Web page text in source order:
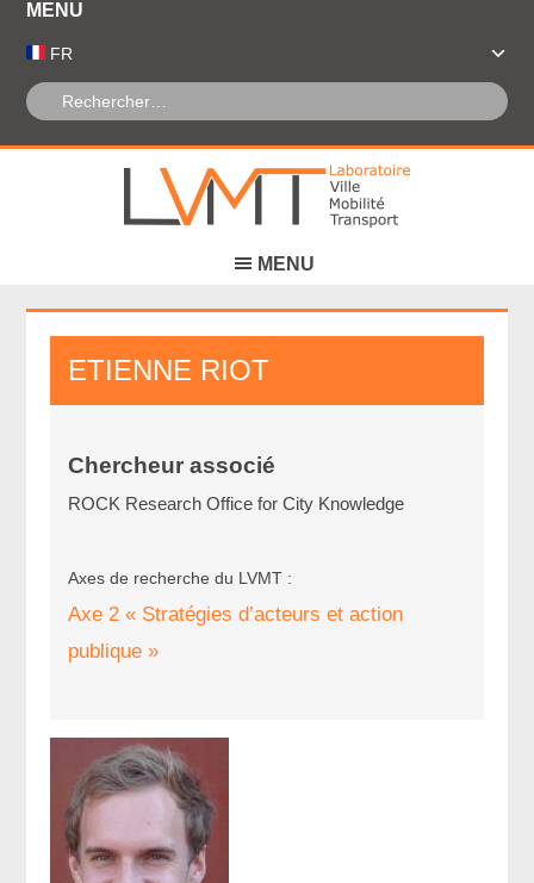
FR
ETIENNE RIOT
Chercheur associé
ROCK Research Office for City Knowledge
Axes de recherche du LVMT :
Axe 2 « Stratégies d’acteurs et action
publique »
Panneau de gestion des cookies